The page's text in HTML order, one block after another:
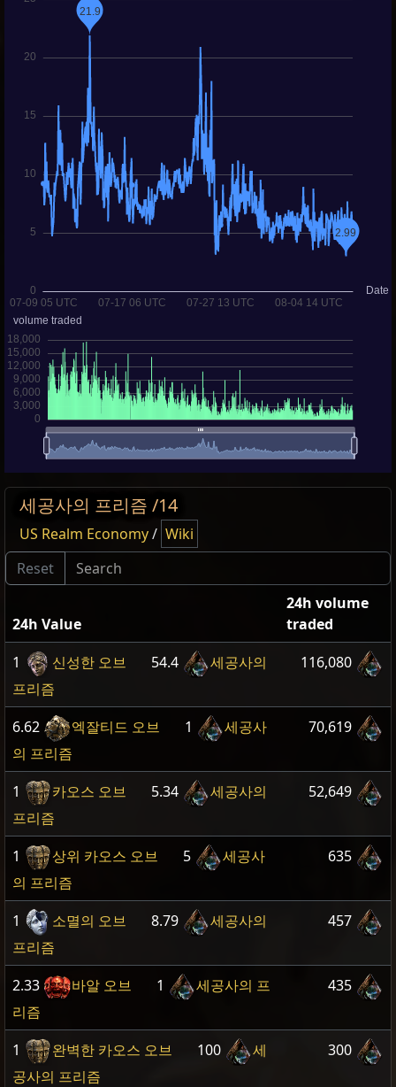
세공사의 프리즘 /14
US Realm Economy/ Wiki
24h Value
24h volume
traded
1
신성한 오브 54.4
세공사의
프리즘
116,080
6.62 엑잘티드 오브 1
세공사
의 프리즘
70,619
1 카오스 오브 5.34
세공사의
프리즘
52,649
1 상위 카오스 오브 5
세공사
의 프리즘
635
1 소멸의 오브 8.79
세공사의
프리즘
457
2.33 바알 오브 1
세공사의 프
리즘
435
1 완벽한 카오스 오브 100
세
공사의 프리즘
300